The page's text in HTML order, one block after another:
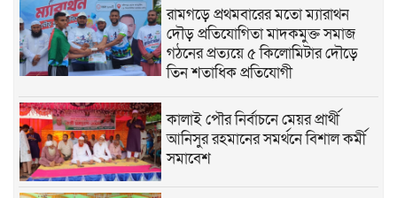
রামগড়ে প্রথমবারের মতো ম্যারাথন
দৌড় প্রতিযোগিতা মাদকমুক্ত সমাজ
গঠনের প্রত্যয়ে ৫ কিলোমিটার দৌড়ে
তিন শতাধিক প্রতিযোগী
কালাই পৌর নির্বাচনে মেয়র প্রার্থী
আনিসুর রহমানের সমর্থনে বিশাল কর্মী
সমাবেশ